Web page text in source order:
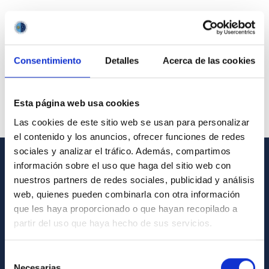
Consentimiento Detalles Acerca de las cookies
Esta página web usa cookies
Las cookies de este sitio web se usan para personalizar
el contenido y los anuncios, ofrecer funciones de redes
sociales y analizar el tráfico. Además, compartimos
información sobre el uso que haga del sitio web con
nuestros partners de redes sociales, publicidad y análisis
web, quienes pueden combinarla con otra información
que les haya proporcionado o que hayan recopilado a
partir del uso que haya hecho de sus servicios.
Contact
How to get to the IAC
List of personnel